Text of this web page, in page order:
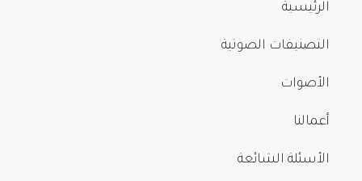
الرئيسية
التصنيفات الصوتية
الأصوات
أعمالنا
الأسئلة الشائعة